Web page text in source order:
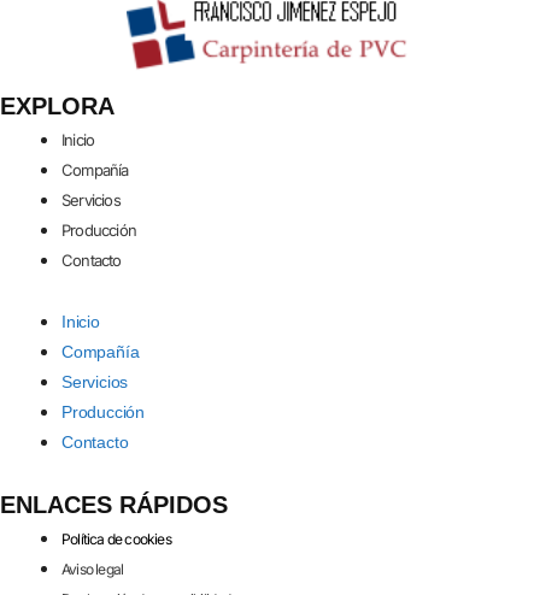
EXPLORA
Inicio
Compañía
Servicios
Producción
Contacto
Inicio
Compañía
Servicios
Producción
Contacto
ENLACES RÁPIDOS
Política de cookies
Aviso legal